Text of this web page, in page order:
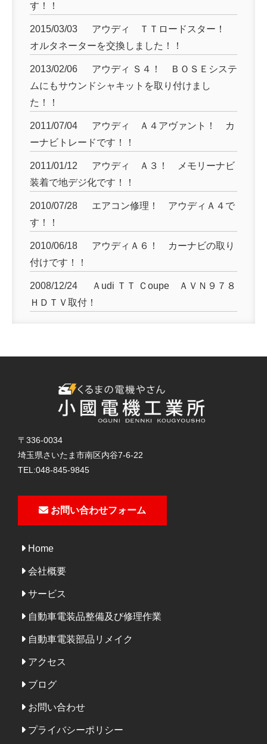
す！！
2015/03/03
アウディ ＴＴロードスター！
オルタネーターを交換しました！！
2013/02/06
アウディ Ｓ４！ ＢＯＳＥシステ
ムにもサウンドシャキットを取り付けまし
た！！
2011/07/04
アウディ Ａ４アヴァント！ カ
ーナビトレードです！！
2011/01/12
アウディ Ａ３！ メモリーナビ
装着で地デジ化です！！
2010/07/28
エアコン修理！ アウディＡ４で
す！！
2010/06/18
アウディＡ６！ カーナビの取り
付けです！！
2008/12/24
Ａudi ＴＴ Ｃoupe ＡＶＮ９７８
ＨＤＴＶ取付！
〒336-0034
埼玉県さいたま市南区内谷7-6-22
TEL:048-845-9845
お問い合わせフォーム
Home
会社概要
サービス
自動車電装品整備及び修理作業
自動車電装部品リメイク
アクセス
ブログ
お問い合わせ
プライバシーポリシー